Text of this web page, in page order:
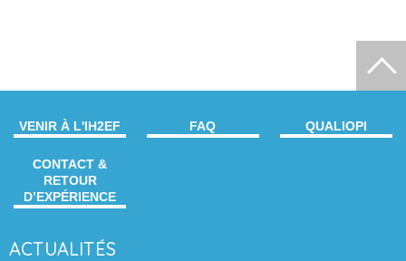
VENIR À L'IH2EF FAQ QUALIOPI
CONTACT &
RETOUR
D’EXPÉRIENCE
ACTUALITÉS